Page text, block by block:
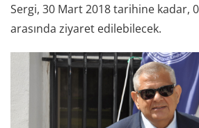
Sergi, 30 Mart 2018 tarihine kadar,
arasında ziyaret edilebilecek.